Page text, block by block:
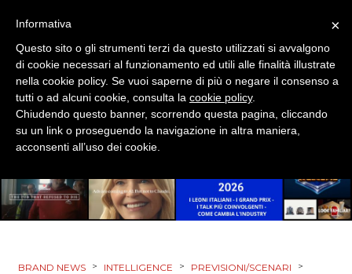
DESIGN
EVENTI
MOBILE
PROMOZIONI
PRODOTTI
BRAND NEWS > INTELLIGENCE > PREVISIONI/SCENARI >
×
Informativa
Questo sito o gli strumenti terzi da questo utilizzati si avvalgono
di cookie necessari al funzionamento ed utili alle finalità illustrate
nella cookie policy. Se vuoi saperne di più o negare il consenso a
tutti o ad alcuni cookie, consulta la cookie policy.
Chiudendo questo banner, scorrendo questa pagina, cliccando
su un link o proseguendo la navigazione in altra maniera,
acconsenti all’uso dei cookie.